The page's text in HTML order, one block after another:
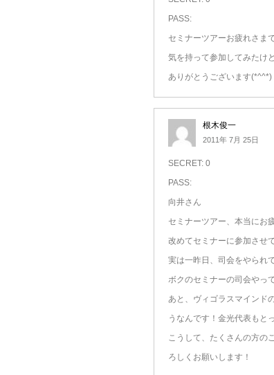
PASS:
セミナーツアーお疲れさま
気を持って参加してみたけ
ありがとうございます(*^^*)
根木俊一
2011年 7月 25日
SECRET: 0
PASS:
向井さん
セミナーツアー、本当にお
改めてセミナーに参加させ
実は一昨日、司会をやられ
ボクのセミナーの司会やっ
あと、ヴィゴラスマインド
うなんです！金光代表もと
こうして、たくさんの方の
ろしくお願いします！